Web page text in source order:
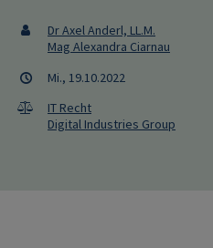
Dr Axel Anderl, LL.M.
Mag Alexandra Ciarnau
Mi., 19.10.2022
IT Recht
Digital Industries Group